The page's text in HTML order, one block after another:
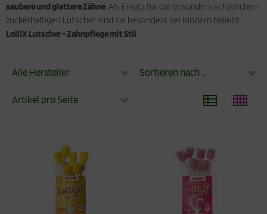
saubere und glattere Zähne. Als Ersatz für die besonders schädlichen
zuckerhaltigen Lutscher sind sie besonders bei Kindern beliebt.
LolliX Lutscher - Zahnpflege mit Stil.
Alle Hersteller Sortieren nach ...
Artikel pro Seite